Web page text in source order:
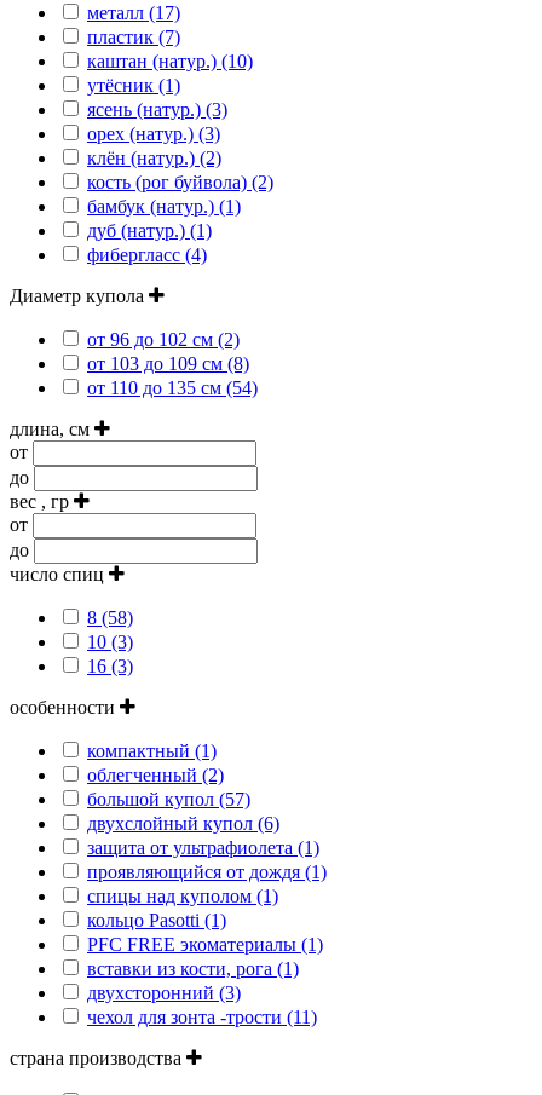
металл (17)
пластик (7)
каштан (натур.) (10)
утёсник (1)
ясень (натур.) (3)
орех (натур.) (3)
клён (натур.) (2)
кость (рог буйвола) (2)
бамбук (натур.) (1)
дуб (натур.) (1)
фибергласс (4)
Диаметр купола
от 96 до 102 см (2)
от 103 до 109 см (8)
от 110 до 135 см (54)
длина, см
от
до
вес , гр
от
до
число спиц
8 (58)
10 (3)
16 (3)
особенности
компактный (1)
облегченный (2)
большой купол (57)
двухслойный купол (6)
защита от ультрафиолета (1)
проявляющийся от дождя (1)
спицы над куполом (1)
кольцо Pasotti (1)
PFC FREE экоматериалы (1)
вставки из кости, рога (1)
двухсторонний (3)
чехол для зонта -трости (11)
страна производства